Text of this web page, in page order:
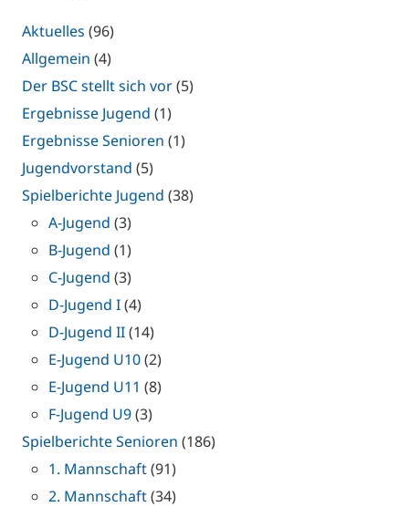
Aktuelles (96)
Allgemein (4)
Der BSC stellt sich vor(5)
Ergebnisse Jugend (1)
Ergebnisse Senioren (1)
Jugendvorstand (5)
Spielberichte Jugend (38)
A-Jugend (3)
B-Jugend (1)
C-Jugend (3)
D-Jugend I(4)
D-Jugend II(14)
E-Jugend U10(2)
E-Jugend U11 (8)
F-Jugend U9(3)
Spielberichte Senioren (186)
1. Mannschaft(91)
2. Mannschaft(34)